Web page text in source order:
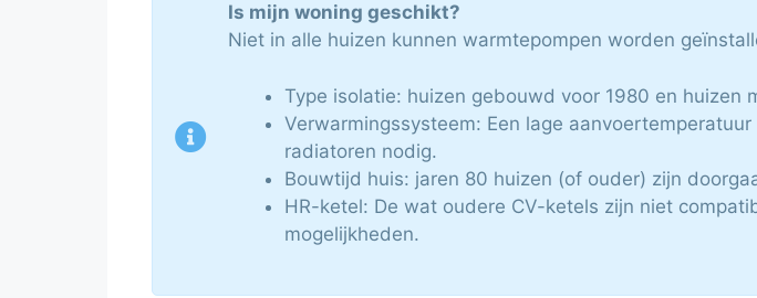
Is mijn woning geschikt?
Niet in alle huizen kunnen warmtepompen worden
Type isolatie: huizen gebouwd voor 1980 en
Verwarmingssysteem: Een lage
radiatoren nodig.
Bouwtijd huis: jaren 80 huizen (of ouder) zijn
HR-ketel: De wat oudere CV-ketels zijn niet
mogelijkheden.